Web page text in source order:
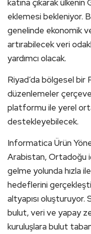
katına çıkarak ülkenin
eklemesi bekleniyor.
genelinde ekonomik
artırabilecek veri
yardımcı olacak.
Riyad’da bölgesel
düzenlemeler
platformu ile yerel
destekleyebilecek.
Informatica Ürün
Arabistan, Ortadoğu
gelme yolunda hızla
hedeflerini
altyapısı oluşturuyor.
bulut, veri ve yapay
kuruluşlara bulut